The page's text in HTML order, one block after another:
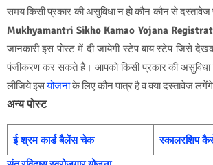
समय किसी प्रकार की असुविधा न हो कौन कौन से
Mukhyamantri Sikho Kamao Yojana
जानकारी इस पोस्ट में दी जायेगी स्टेप बाय स्टेप जिसे
पंजीकरण कर सकते है। आपको किसी प्रकार की असुविधा
लीजिये इसयोजनाके लिए कौन पात्र है व क्या दस्तावेज
अन्य पोस्ट
ई श्रम कार्ड बैलेंस चेक स्कालरशिप